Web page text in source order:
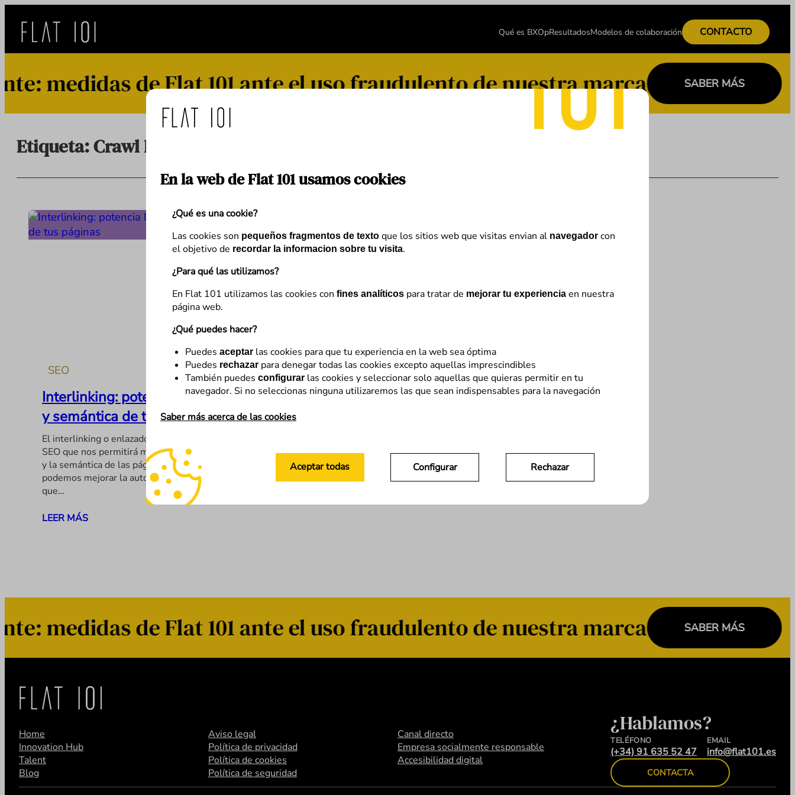
En la web de Flat 101 usamos cookies
¿Qué es una cookie?
Las cookies son pequeños fragmentos de texto que los sitios web que visitas envian al navegador con
el objetivo de recordar la informacion sobre tu visita.
¿Para qué las utilizamos?
En Flat 101 utilizamos las cookies con fines analíticos para tratar de mejorar tu experiencia en nuestra
página web.
¿Qué puedes hacer?
Puedes aceptar las cookies para que tu experiencia en la web sea óptima
Puedes rechazar para denegar todas las cookies excepto aquellas imprescindibles
También puedes configurar las cookies y seleccionar solo aquellas que quieras permitir en tu
navegador. Si no seleccionas ninguna utilizaremos las que sean indispensables para la navegación
Saber más acerca de las cookies
Configurar Rechazar
Aceptar todas
contenido
Qué es BXOpResultadosModelos de colaboración CONTACTO
medidas de Flat 101 ante el uso fraudulento de nuestra marca SABER MÁS
Etiqueta:Crawl Budget
SEO
Interlinking: potencia la autoridad
y semántica de tus páginas
El interlinking o enlazado interno es una técnica
SEO que nos permitirá mejorar el posicionamiento
y la semántica de las páginas enlazadas. Además,
podemos mejorar la autoridad de aquellas páginas
que…
LEER MÁS
medidas de Flat 101 ante el uso fraudulento de nuestra marca SABER MÁS
Home
Innovation Hub
Talent
Blog
Aviso legal
Política de privacidad
Política de cookies
Política de seguridad
Canal directo
Empresa socialmente responsable
Accesibilidad digital
¿Hablamos?
TELÉFONO
(+34) 91 635 52 47
EMAIL
info@flat101.es
CONTACTA